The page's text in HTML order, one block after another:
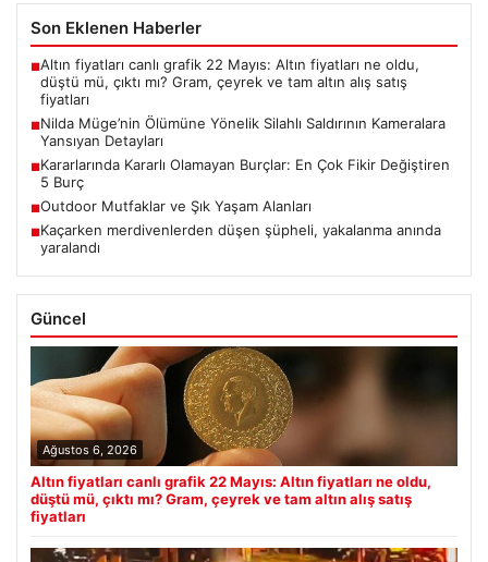
Son Eklenen Haberler
■Altın fiyatları canlı grafik 22 Mayıs: Altın fiyatları ne oldu,
düştü mü, çıktı mı? Gram, çeyrek ve tam altın alış satış
fiyatları
■Nilda Müge’nin Ölümüne Yönelik Silahlı Saldırının Kameralara
Yansıyan Detayları
■Kararlarında Kararlı Olamayan Burçlar: En Çok Fikir Değiştiren
5 Burç
■Outdoor Mutfaklar ve Şık Yaşam Alanları
■Kaçarken merdivenlerden düşen şüpheli, yakalanma anında
yaralandı
Güncel
Ağustos 6, 2026
Altın fiyatları canlı grafik 22 Mayıs: Altın fiyatları ne oldu,
düştü mü, çıktı mı? Gram, çeyrek ve tam altın alış satış
fiyatları